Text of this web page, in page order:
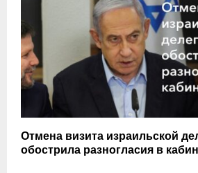
Отмена визита израильской
обострила разногласия в